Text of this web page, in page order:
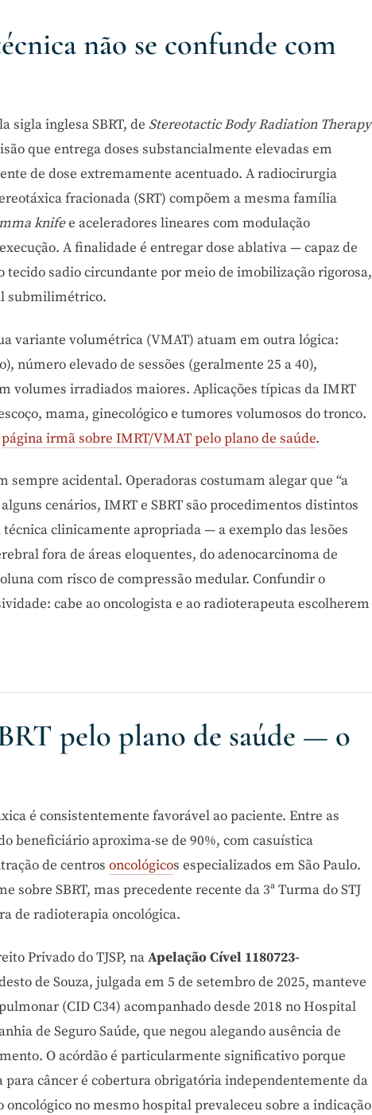
não se confunde com
sigla inglesa SBRT, de Stereotactic Body Radiation Therapy
que entrega doses substancialmente elevadas em
de dose extremamente acentuado. A radiocirurgia
fracionada (SRT) compõem a mesma família
knifee aceleradores lineares com modulação
A finalidade é entregar dose ablativa — capaz de
sadio circundante por meio de imobilização rigorosa,
submilimétrico.
variante volumétrica (VMAT) atuam em outra lógica:
número elevado de sessões (geralmente 25 a 40),
volumes irradiados maiores. Aplicações típicas da IMRT
mama, ginecológico e tumores volumosos do tronco.
página irmã sobre IMRT/VMAT pelo plano de saúde.
sempre acidental. Operadoras costumam alegar que “a
cenários, IMRT e SBRT são procedimentos distintos
clinicamente apropriada — a exemplo das lesões
fora de áreas eloquentes, do adenocarcinoma de
com risco de compressão medular. Confundir o
cabe ao oncologista e ao radioterapeuta escolherem
pelo plano de saúde — o
é consistentemente favorável ao paciente. Entre as
beneficiário aproxima-se de 90%, com casuística
de centros oncológicos especializados em São Paulo.
sobre SBRT, mas precedente recente da 3ª Turma do STJ
de radioterapia oncológica.
Privado do TJSP, naApelação Cível 1180723-
de Souza, julgada em 5 de setembro de 2025, manteve
(CID C34) acompanhado desde 2018 no Hospital
de Seguro Saúde, que negou alegando ausência de
O acórdão é particularmente significativo porque
câncer é cobertura obrigatória independentemente da
no mesmo hospital prevaleceu sobre a indicação